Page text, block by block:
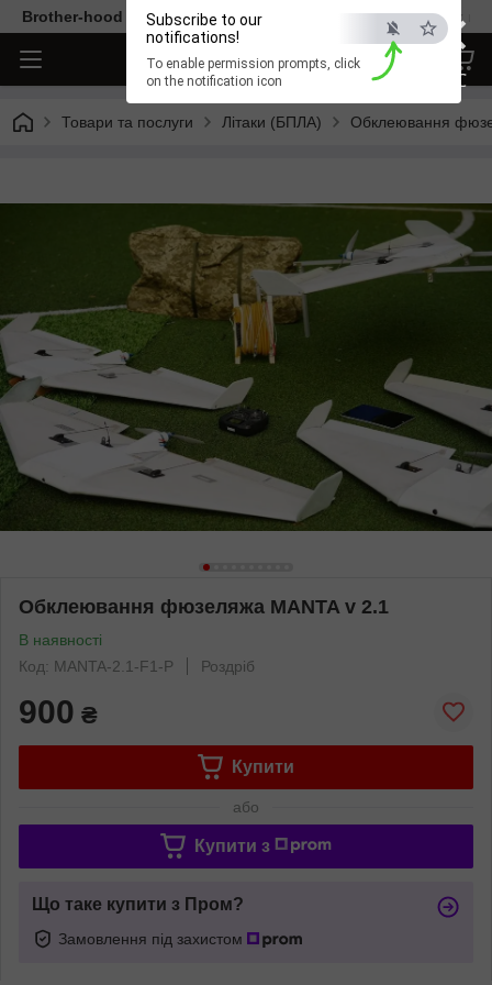
×
ESC
Subscribe to our
notifications!
To enable permission prompts, click
on the notification icon
Brother-hood - Одяг та аксесуари тільки від перевірених
Товари та послуги Літаки (БПЛА) Обклеювання
Обклеювання фюзеляжа MANTA v 2.1
В наявності
Код: MANTA-2.1-F1-P
Роздріб
900 ₴
Купити
або
Купити з
Що таке купити з Пром?
Замовлення під захистом